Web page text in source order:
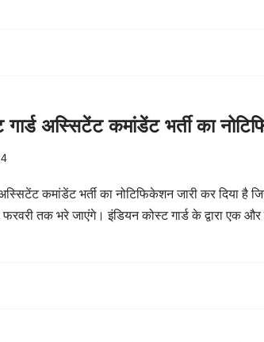
गार्ड अस्सिटेंट कमांडेंट भर्ती का
कमांडेंट भर्ती का नोटिफिकेशन जारी कर दिया है
तक भरे जाएंगे। इंडियन कोस्ट गार्ड के द्वारा एक और